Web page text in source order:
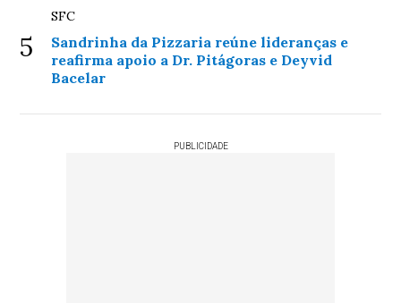
5
SFC
Sandrinha da Pizzaria reúne lideranças e
reafirma apoio a Dr. Pitágoras e Deyvid
Bacelar
PUBLICIDADE